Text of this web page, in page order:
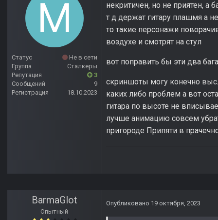
Статус
Не в сети
Группа
Сталкеры
Репутация
3
Сообщений
9
Регистрация
18.10.2023
некритичен, но не приятен, а
т д держат гитару плашмя а
то такие персонажи
воздухе и смотрят на стул
вот поправить бы эти два
скриншоты могу конечно
каких либо проблем а вот
гитара по высоте не
лучше анимацию совсем
пригороде Припяти в
BarmaGlot
Опытный
Опубликовано 19 октября, 2023